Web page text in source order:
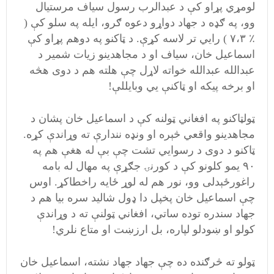
لومړي پړاو کې د عبدالرب رسول سیاف مرستیال
وو، په ګډه د جهاد دواړو دعوه ګرو، ایله په سلو کې (
٪ ۷،۳ ) رايي تر لاسه کړې. د ټاکنو په دوهم پړاو کې
اسماعیل خان، سیاف او د مجاهدینو زیات شمیر د
عبدالله عبدالله خواته لاړل چې هلته هم د دوی هڅه
او برخه پیکه او ټاکنې يي وبایللې!
ټولټاکنو په افغاني ټولنه کې د اسماعیل خان پشان د
مجاهدینو واقعي څېره او ونډه نندارې ته وړاندې کړه.
ټاکنو د دوی د رسوايي تشت چې بې له هغې هم په
۹۰ یمو کلونو کې د کورنۍ جګړې په مهال له بامه
راغورځېدلی وو، نور هم له لوړ ځایه راخطاکړ. اوس
چې اسماعیل خان پخپل دا ډول شالید سره بیا هم د
جهاد سندره توده ساتي، افغاني ټولنې ته د وړاندې
کولو او ښودلو لپاره، بل ارزښت او متاع نلري!
ټولو ته څرګنده ده چې جهاد جهاد نشته، اسماعیل خان